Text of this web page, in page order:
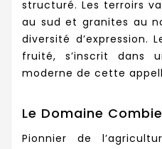
structuré. Les terroirs
au sud et granites au
diversité d’expression.
fruité, s’inscrit dans
moderne de cette
Le Domaine
Pionnier de